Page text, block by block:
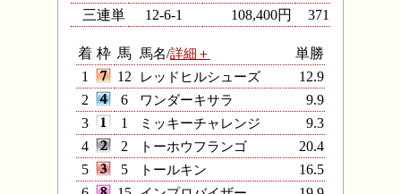
三連単
12-6-1 108,400円 371
着 枠 馬 馬名/詳細＋
単勝
1
12 レッドヒルシューズ
12.9
2
6 ワンダーキサラ
9.9
3
1 ミッキーチャレンジ
9.3
4
2 トーホウフランゴ
20.4
5
5 トールキン
16.5